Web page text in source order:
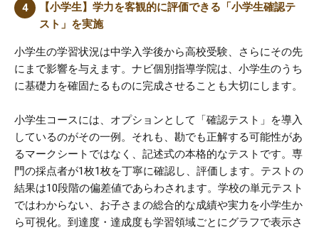
【小学生】学力を客観的に評価できる「小学生確認テ
スト」を実施
小学生の学習状況は中学入学後から高校受験、さらにその先
にまで影響を与えます。ナビ個別指導学院は、小学生のうち
に基礎力を確固たるものに完成させることも大切にします。
小学生コースには、オプションとして「確認テスト」を導入
しているのがその一例。それも、勘でも正解する可能性があ
るマークシートではなく、記述式の本格的なテストです。専
門の採点者が1枚1枚を丁寧に確認し、評価します。テストの
結果は10段階の偏差値であらわされます。学校の単元テスト
ではわからない、お子さまの総合的な成績や実力を小学生か
ら可視化。到達度・達成度も学習領域ごとにグラフで表示さ